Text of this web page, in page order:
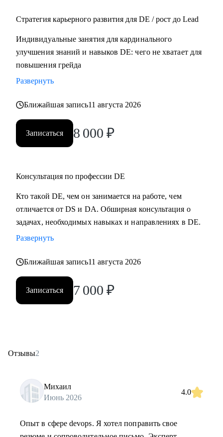
• Кто больше года не получает повышение на текущем
руководителями, как проводить тет-а-тет
Стратегия карьерного развития для DE / рост до Lead
Индивидуальные занятия для кардинального
улучшения знаний и навыков DE: чего не хватает для
повышения грейда
Развернуть
Ближайшая запись11 августа 2026
Записаться 8 000 ₽
Консультация по профессии DE
Кто такой DE, чем он занимается на работе, чем
отличается от DS и DA. Обширная консультация о
задачах, необходимых навыках и направлениях в DE.
Развернуть
Ближайшая запись11 августа 2026
Записаться 7 000 ₽
Отзывы2
Михаил
Июнь 2026
4.0
Опыт в сфере devops. Я хотел поправить свое